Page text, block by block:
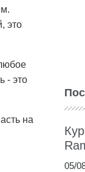
это
- это
на
05/